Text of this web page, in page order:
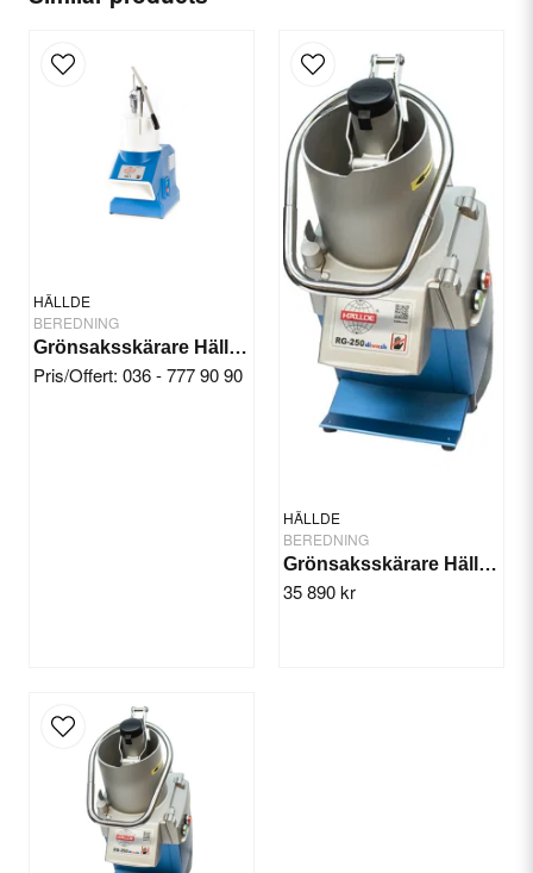
HÄLLDE
BEREDNING
Grönsaksskärare Hällde RG-7
Pris/Offert: 036 - 777 90 90
HÄLLDE
BEREDNING
Grönsaksskärare Hällde RG-250 diwash 3-fas
35 890 kr
Yes, you can publish my question.
Send question